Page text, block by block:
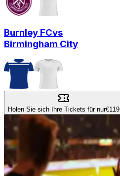
Burnley FCvs
Birmingham City
Holen Sie sich Ihre Tickets für nur€119